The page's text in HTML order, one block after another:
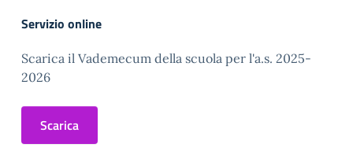
Servizio online
Scarica il Vademecum della scuola per l'a.s. 2025-
2026
Scarica